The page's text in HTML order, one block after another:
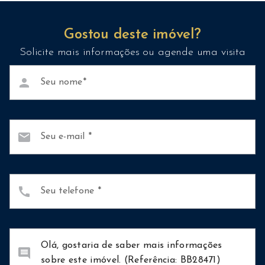
Gostou deste imóvel?
Solicite mais informações ou agende uma visita
Seu nome
person
Seu e-mail
mail
Seu telefone
call
comment